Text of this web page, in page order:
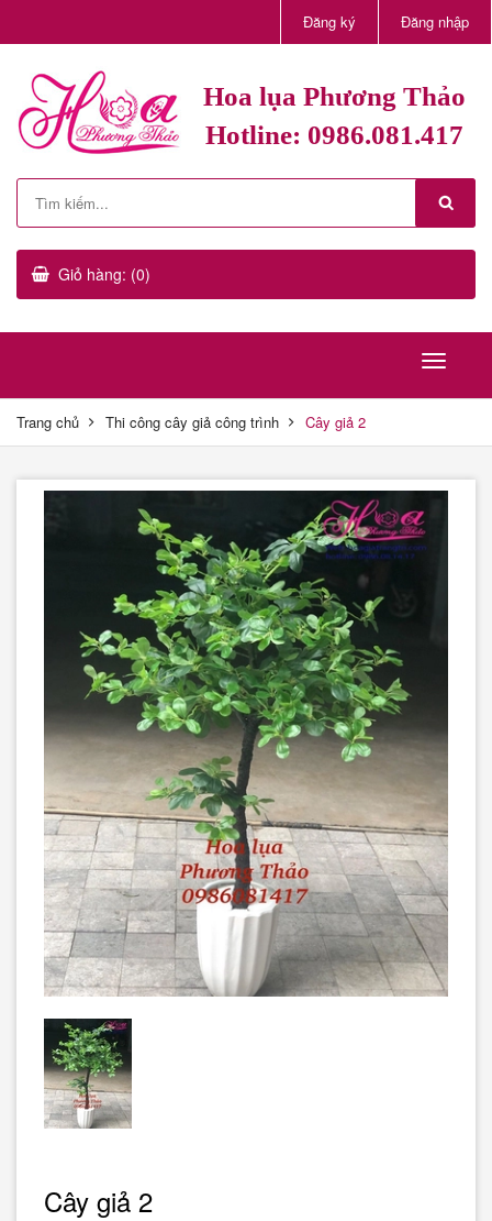
Đăng ký Đăng nhập
Hoa lụa Phương Thảo
Hotline: 0986.081.417
Giỏ hàng: (0)
Trang chủ Thi công cây giả công trình Cây giả 2
Cây giả 2